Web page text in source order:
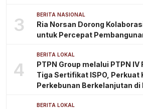
3 BERITA NASIONAL
Ria Norsan Dorong
untuk Percepat
4
BERITA LOKAL
PTPN Group melalui PTPN IV
Tiga Sertifikat ISPO, Perkuat
Perkebunan Berkelanjutan
BERITA LOKAL